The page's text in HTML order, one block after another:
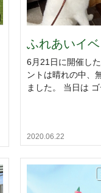
ふれあいイ
6月21日に開催し
ントは晴れの中、
ました。 当日は ゴ
2020.06.22